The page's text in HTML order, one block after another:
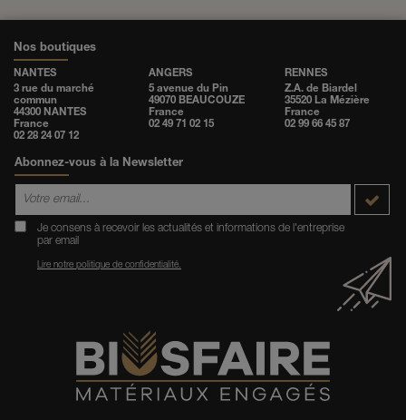
Nos boutiques
NANTES
3 rue du marché
commun
44300 NANTES
France
02 28 24 07 12
ANGERS
5 avenue du Pin
49070 BEAUCOUZE
France
02 49 71 02 15
RENNES
Z.A. de Biardel
35520 La Mézière
France
02 99 66 45 87
Abonnez-vous à la Newsletter
Je consens à recevoir les actualités et informations de l'entreprise
par email
Lire notre politique de confidentialité.